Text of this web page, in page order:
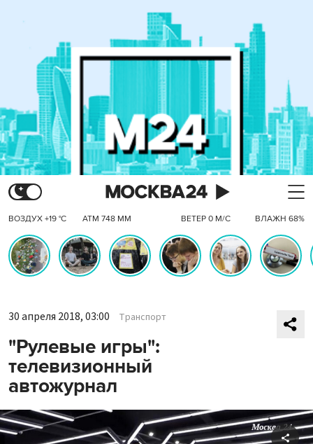
ВОЗДУХ +19 °C АТМ 748 ММ ВЕТЕР 0 М/С ВЛАЖН 68%
30 апреля 2018, 03:00 Транспорт
"Рулевые игры":
телевизионный
автожурнал